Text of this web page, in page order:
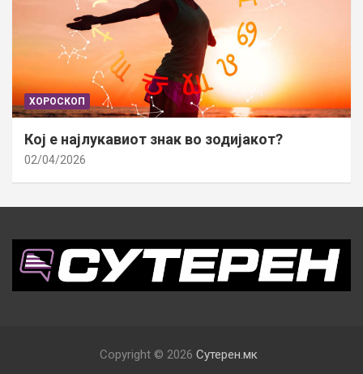
ХОРОСКОП
Кој е најлукавиот знак во зодијакот?
02/04/2026
Copyright © 2026 Сутерен.мк